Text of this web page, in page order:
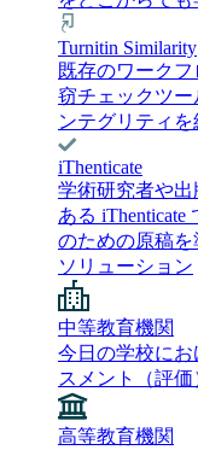
Turnitin Similarity
既存のワーク
窃チェックツー
ンテグリティを
iThenticate
学術研究者や
ある
のための原稿を
ソリューション
中等教育機関
今日の学校に
スメント（評
高等教育機関